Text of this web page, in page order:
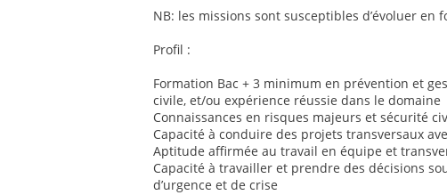
NB: les missions sont susceptibles d’évoluer en
Profil :
Formation Bac + 3 minimum en prévention et
civile, et/ou expérience réussie dans le domaine
Connaissances en risques majeurs et sécurité
Capacité à conduire des projets transversaux
Aptitude affirmée au travail en équipe et
Capacité à travailler et prendre des décisions
d’urgence et de crise